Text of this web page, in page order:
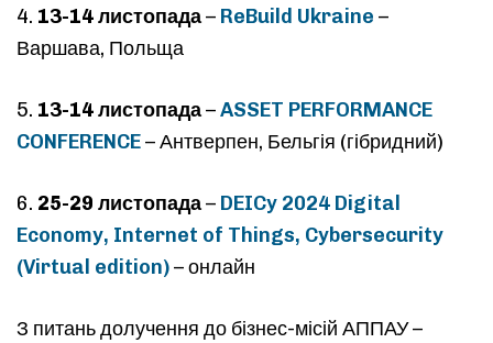
4. 13-14 листопада– ReBuild Ukraine –
Варшава, Польща
5. 13-14 листопада–ASSET PERFORMANCE
CONFERENCE– Антверпен, Бельгія (гібридний)
6. 25-29 листопада– DEICy 2024 Digital
Economy, Internet of Things, Cybersecurity
(Virtual edition)– онлайн
З питань долучення до бізнес-місій АППАУ –